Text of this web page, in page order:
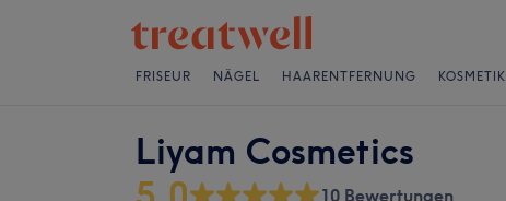
FRISEUR NÄGEL HAARENTFERNUNG KOSMETIK
Liyam Cosmetics
10 Bewertungen